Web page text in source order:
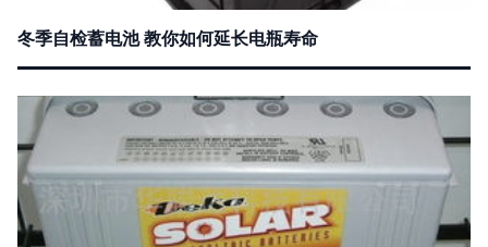
冬季自检蓄电池 教你如何延长电瓶寿命